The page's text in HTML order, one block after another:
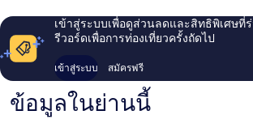
เข้าสู่ระบบเพื่อดูส่วนลดและสิทธิพิเศษที่
รีวอร์ดเพื่อการท่องเที่ยวครั้งถัดไป
เข้าสู่ระบบ สมัครฟรี
ข้อมูลในย่านนี้